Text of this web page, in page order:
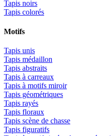
Tapis noirs
Tapis colorés
Motifs
Tapis unis
Tapis médaillon
Tapis abstraits
Tapis à carreaux
Tapis à motifs miroir
Tapis géométriques
Tapis rayés
Tapis floraux
Tapis scène de chasse
Tapis figuratifs